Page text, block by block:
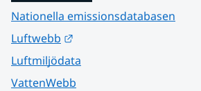
Nationella emissionsdatabasen
Luftwebb
Luftmiljödata
VattenWebb